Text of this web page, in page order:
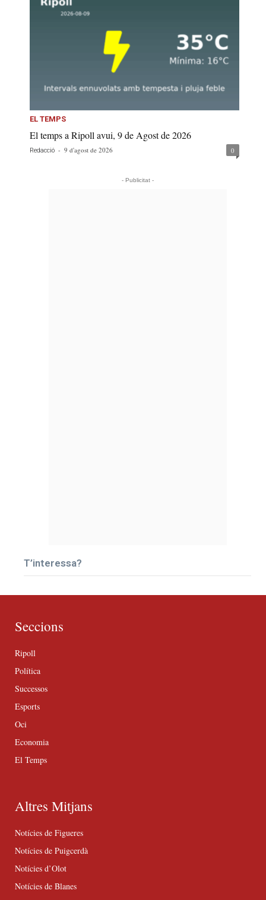
EL TEMPS
El temps a Ripoll avui, 9 de Agost de 2026
Redacció - 9 d'agost de 2026 0
- Publicitat -
T’interessa?
Seccions
Ripoll
Política
Successos
Esports
Oci
Economia
El Temps
Altres Mitjans
Notícies de Figueres
Notícies de Puigcerdà
Notícies d’Olot
Notícies de Blanes